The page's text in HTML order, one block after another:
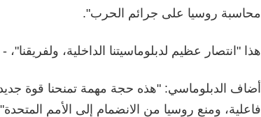
محاسبة روسيا على جرائم الحرب".
هذا "انتصار عظيم لدبلوماسيتنا الداخلية، ولفريقنا"،
أضاف الدبلوماسي: "هذه حجة مهمة تمنحنا قوة
فاعلية، ومنع روسيا من الانضمام إلى الأمم